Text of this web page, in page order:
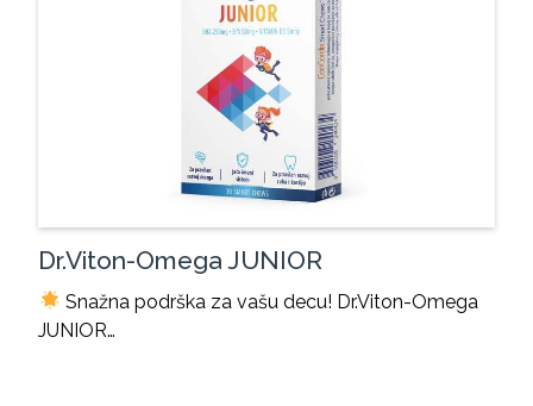
Dr.Viton-Omega JUNIOR
Snažna podrška za vašu decu! Dr.Viton-Omega
JUNIOR…